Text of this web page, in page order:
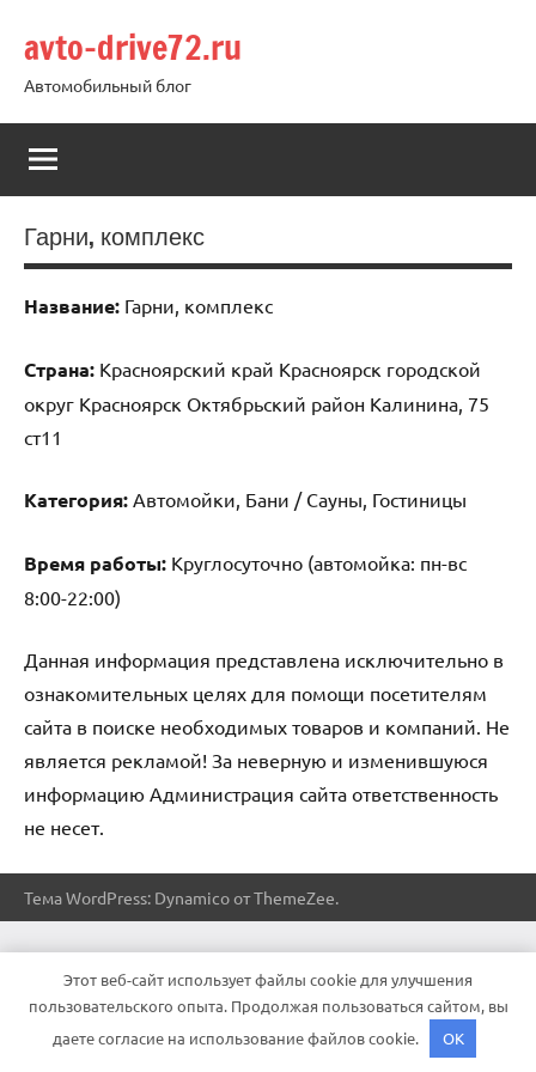
содержимому
avto-drive72.ru
Автомобильный блог
Гарни, комплекс
Название: Гарни, комплекс
Страна: Красноярский край Красноярск городской
округ Красноярск Октябрьский район Калинина, 75
ст11
Категория: Автомойки, Бани / Сауны, Гостиницы
Время работы: Круглосуточно (автомойка: пн-вс
8:00-22:00)
Данная информация представлена исключительно в
ознакомительных целях для помощи посетителям
сайта в поиске необходимых товаров и компаний. Не
является рекламой! За неверную и изменившуюся
информацию Администрация сайта ответственность
не несет.
Тема WordPress: Dynamico от ThemeZee.
Этот веб-сайт использует файлы cookie для улучшения
пользовательского опыта. Продолжая пользоваться сайтом, вы
даете согласие на использование файлов cookie.
OK